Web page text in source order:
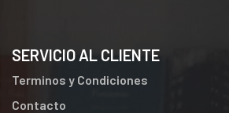
SERVICIO AL CLIENTE
Terminos y Condiciones
Contacto